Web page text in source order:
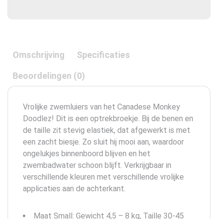
Omschrijving Specificaties
Beoordelingen (0)
Vrolijke zwemluiers van het Canadese Monkey
Doodlez! Dit is een optrekbroekje. Bij de benen en
de taille zit stevig elastiek, dat afgewerkt is met
een zacht biesje. Zo sluit hij mooi aan, waardoor
ongelukjes binnenboord blijven en het
zwembadwater schoon blijft. Verkrijgbaar in
verschillende kleuren met verschillende vrolijke
applicaties aan de achterkant.
Maat Small: Gewicht 4,5 – 8 kg, Taille 30-45